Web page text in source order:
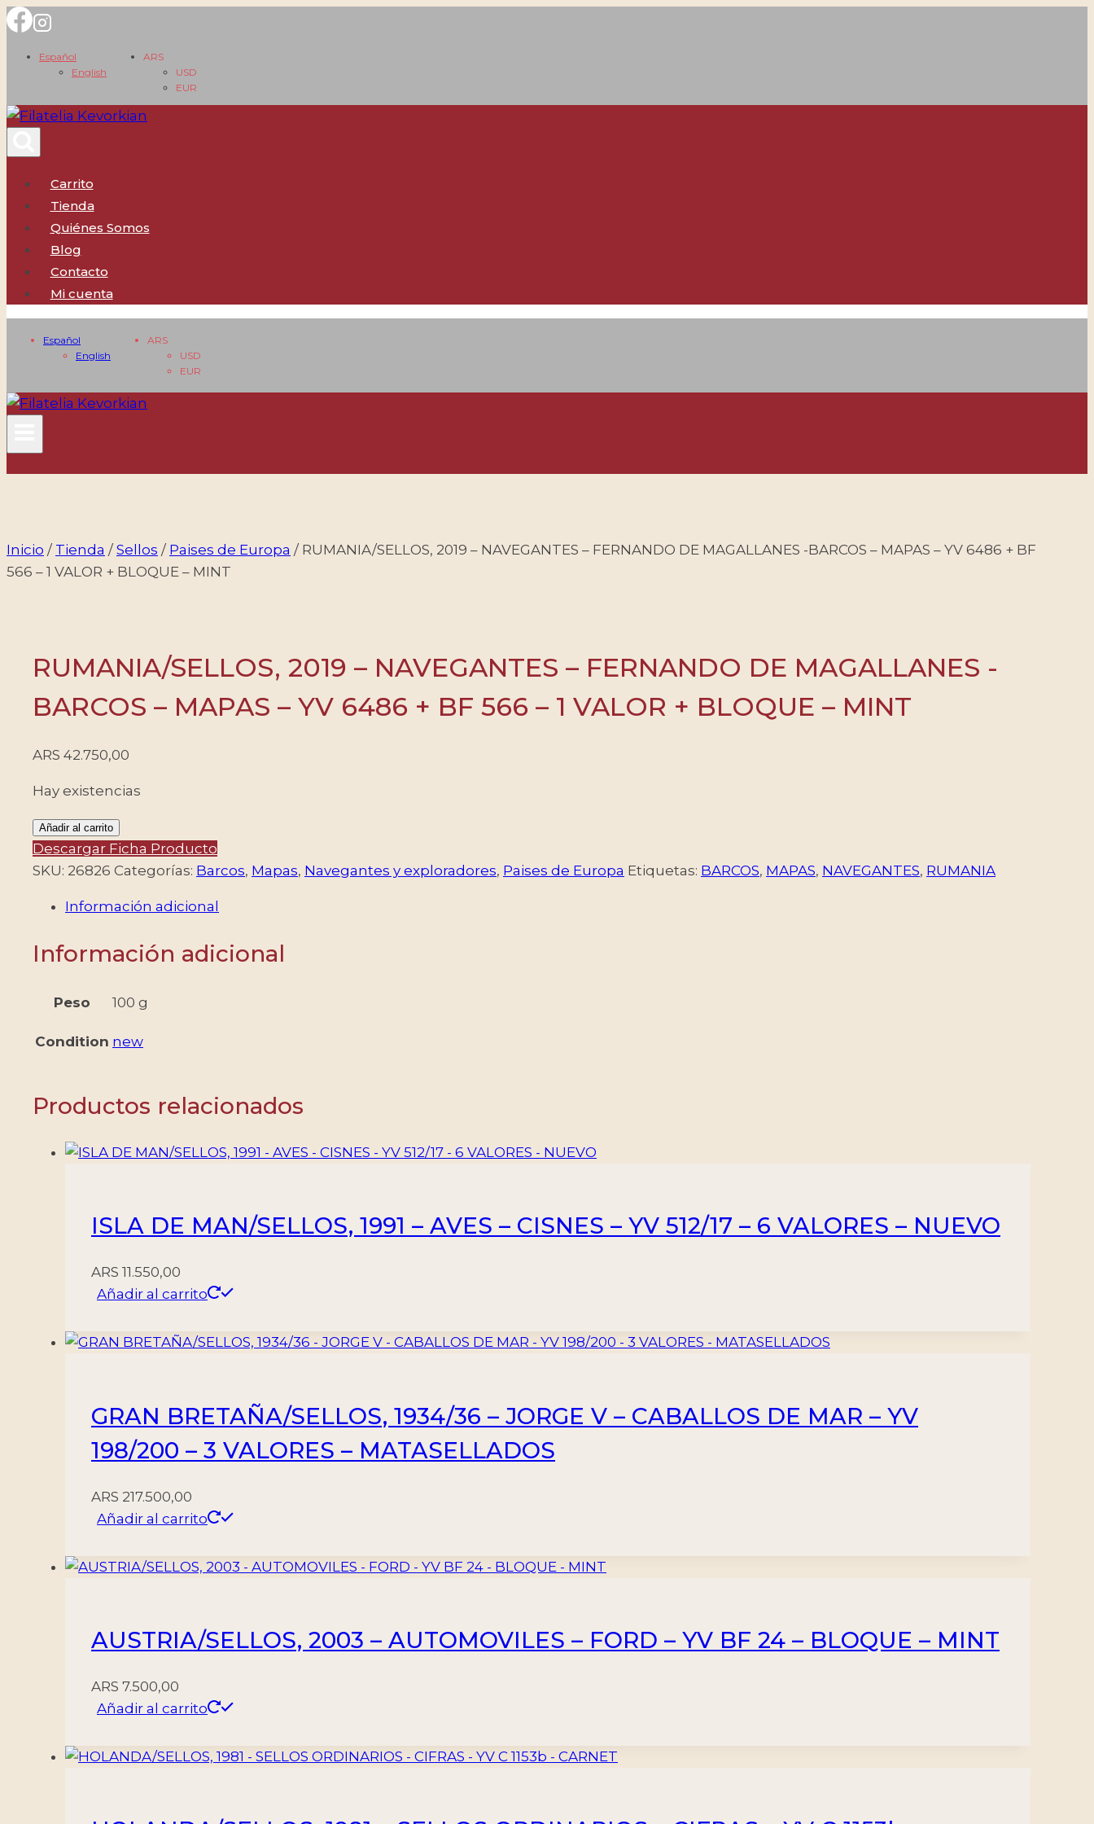
Saltar
contenido
Español
English
ARS
USD
EUR
Carrito
Tienda
Quiénes Somos
Blog
Contacto
Mi cuenta
Español
English
ARS
USD
EUR
Inicio / Tienda / Sellos / Paises de Europa / RUMANIA/SELLOS, 2019 – NAVEGANTES – FERNANDO DE MAGALLANES -BARCOS – MAPAS – YV 6486 + BF
566 – 1 VALOR + BLOQUE – MINT
RUMANIA/SELLOS, 2019 – NAVEGANTES – FERNANDO DE MAGALLANES -
BARCOS – MAPAS – YV 6486 + BF 566 – 1 VALOR + BLOQUE – MINT
ARS 42.750,00
Hay existencias
RUMANIA/SELLOS,
2019
-
DE
-
YV
Añadir al carrito
Descargar Ficha Producto
SKU: 26826 Categorías: Barcos, Mapas, Navegantes y exploradores, Paises de Europa Etiquetas: BARCOS, MAPAS, NAVEGANTES, RUMANIA
Información adicional
Información adicional
Peso 100 g
Condition new
Productos relacionados
ISLA DE MAN/SELLOS, 1991 – AVES – CISNES – YV 512/17 – 6 VALORES – NUEVO
ARS 11.550,00
Añadir al carrito
GRAN BRETAÑA/SELLOS, 1934/36 – JORGE V – CABALLOS DE MAR – YV
198/200 – 3 VALORES – MATASELLADOS
ARS 217.500,00
Añadir al carrito
AUSTRIA/SELLOS, 2003 – AUTOMOVILES – FORD – YV BF 24 – BLOQUE – MINT
ARS 7.500,00
Añadir al carrito